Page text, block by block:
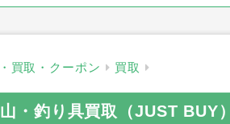
買取・クーポン 買取
・釣り具買取（JUST BUY